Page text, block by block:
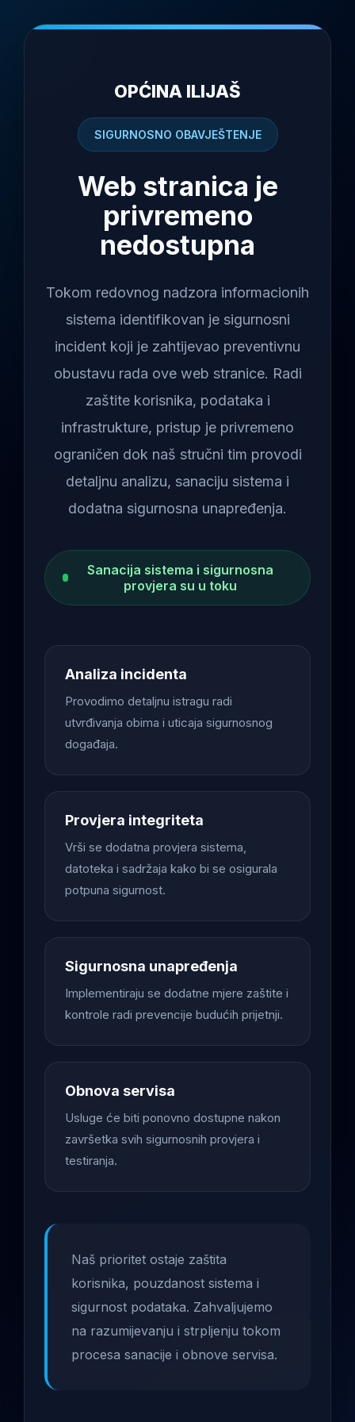
OPĆINA ILIJAŠ
SIGURNOSNO OBAVJEŠTENJE
Web stranica je
privremeno
nedostupna
Tokom redovnog nadzora informacionih
sistema identifikovan je sigurnosni
incident koji je zahtijevao preventivnu
obustavu rada ove web stranice. Radi
zaštite korisnika, podataka i
infrastrukture, pristup je privremeno
ograničen dok naš stručni tim provodi
detaljnu analizu, sanaciju sistema i
dodatna sigurnosna unapređenja.
Sanacija sistema i sigurnosna
provjera su u toku
Analiza incidenta
Provodimo detaljnu istragu radi
utvrđivanja obima i uticaja sigurnosnog
događaja.
Provjera integriteta
Vrši se dodatna provjera sistema,
datoteka i sadržaja kako bi se osigurala
potpuna sigurnost.
Sigurnosna unapređenja
Implementiraju se dodatne mjere zaštite i
kontrole radi prevencije budućih prijetnji.
Obnova servisa
Usluge će biti ponovno dostupne nakon
završetka svih sigurnosnih provjera i
testiranja.
Naš prioritet ostaje zaštita
korisnika, pouzdanost sistema i
sigurnost podataka. Zahvaljujemo
na razumijevanju i strpljenju tokom
procesa sanacije i obnove servisa.